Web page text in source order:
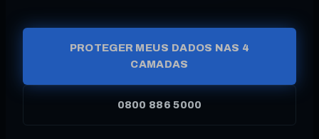
PROTEGER MEUS DADOS NAS 4
CAMADAS
0800 886 5000